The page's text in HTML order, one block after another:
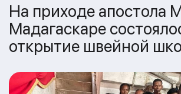
На приходе апостола
Мадагаскаре
открытие швейной